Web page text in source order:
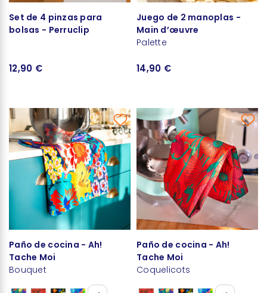
Set de 4 pinzas para
bolsas - Perruclip
12,90 €
Juego de 2 manoplas -
Main d’œuvre
Palette
14,90 €
Paño de cocina - Ah!
Tache Moi
Bouquet
Paño de cocina - Ah!
Tache Moi
Coquelicots